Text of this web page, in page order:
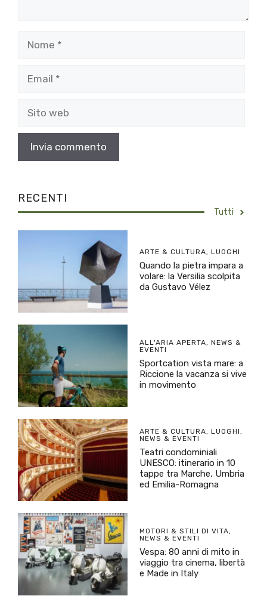
RECENTI
Tutti
ARTE & CULTURA, LUOGHI
Quando la pietra impara a
volare: la Versilia scolpita
da Gustavo Vélez
ALL'ARIA APERTA, NEWS &
EVENTI
Sportcation vista mare: a
Riccione la vacanza si vive
in movimento
ARTE & CULTURA, LUOGHI ,
NEWS & EVENTI
Teatri condominiali
UNESCO: itinerario in 10
tappe tra Marche, Umbria
ed Emilia-Romagna
MOTORI & STILI DI VITA,
NEWS & EVENTI
Vespa: 80 anni di mito in
viaggio tra cinema, libertà
e Made in Italy